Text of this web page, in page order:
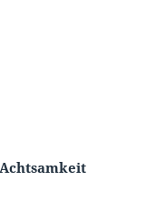
Achtsamkeit